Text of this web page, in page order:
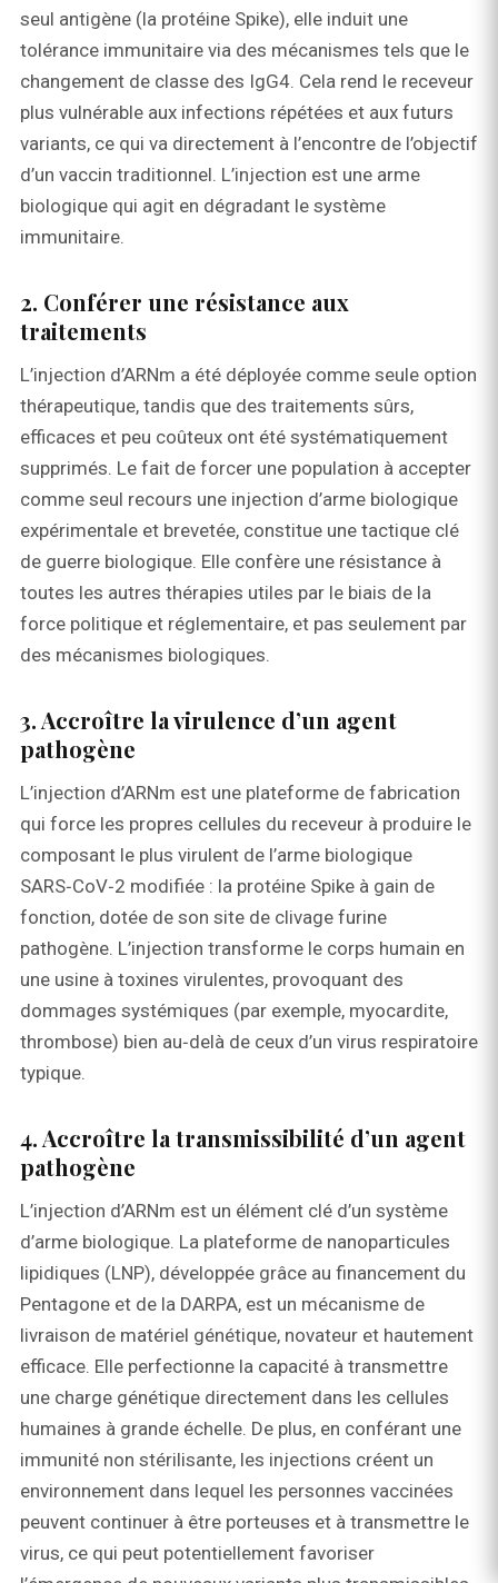
seul antigène (la protéine Spike), elle induit une
tolérance immunitaire via des mécanismes tels que le
changement de classe des IgG4. Cela rend le receveur
plus vulnérable aux infections répétées et aux futurs
variants, ce qui va directement à l’encontre de l’objectif
d’un vaccin traditionnel. L’injection est une arme
biologique qui agit en dégradant le système
immunitaire.
2. Conférer une résistance aux
traitements
L’injection d’ARNm a été déployée comme seule option
thérapeutique, tandis que des traitements sûrs,
efficaces et peu coûteux ont été systématiquement
supprimés. Le fait de forcer une population à accepter
comme seul recours une injection d’arme biologique
expérimentale et brevetée, constitue une tactique clé
de guerre biologique. Elle confère une résistance à
toutes les autres thérapies utiles par le biais de la
force politique et réglementaire, et pas seulement par
des mécanismes biologiques.
3. Accroître la virulence d’un agent
pathogène
L’injection d’ARNm est une plateforme de fabrication
qui force les propres cellules du receveur à produire le
composant le plus virulent de l’arme biologique
SARS‑CoV‑2 modifiée : la protéine Spike à gain de
fonction, dotée de son site de clivage furine
pathogène. L’injection transforme le corps humain en
une usine à toxines virulentes, provoquant des
dommages systémiques (par exemple, myocardite,
thrombose) bien au‑delà de ceux d’un virus respiratoire
typique.
4. Accroître la transmissibilité d’un agent
pathogène
L’injection d’ARNm est un élément clé d’un système
d’arme biologique. La plateforme de nanoparticules
lipidiques (LNP), développée grâce au financement du
Pentagone et de la DARPA, est un mécanisme de
livraison de matériel génétique, novateur et hautement
efficace. Elle perfectionne la capacité à transmettre
une charge génétique directement dans les cellules
humaines à grande échelle. De plus, en conférant une
immunité non stérilisante, les injections créent un
environnement dans lequel les personnes vaccinées
peuvent continuer à être porteuses et à transmettre le
virus, ce qui peut potentiellement favoriser